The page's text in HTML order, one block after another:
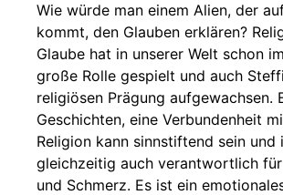
Wie würde man einem Alien, der
kommt, den Glauben erklären?
Glaube hat in unserer Welt schon
große Rolle gespielt und auch
religiösen Prägung aufgewachsen.
Geschichten, eine Verbundenheit
Religion kann sinnstiftend sein und
gleichzeitig auch verantwortlich
und Schmerz. Es ist ein